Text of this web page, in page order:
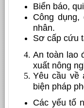
Biển báo,
Công
nhân.
Sơ cấp cứu
An toàn lao
xuất nông
Yêu cầu về
biện pháp
Các yếu tố